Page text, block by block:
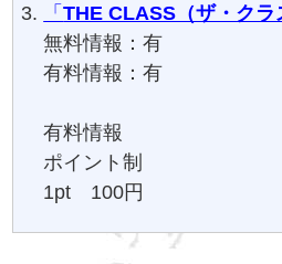
「THE CLASS（ザ・クラ
無料情報：有
有料情報：有
有料情報
ポイント制
1pt 100円